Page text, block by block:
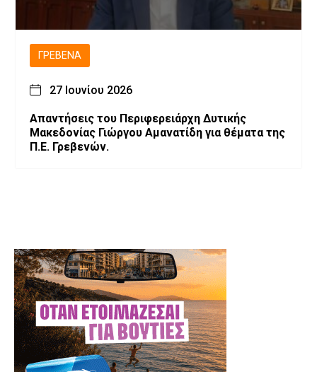
ΓΡΕΒΕΝΆ
27 Ιουνίου 2026
Απαντήσεις του Περιφερειάρχη Δυτικής
Μακεδονίας Γιώργου Αμανατίδη για θέματα της
Π.Ε. Γρεβενών.